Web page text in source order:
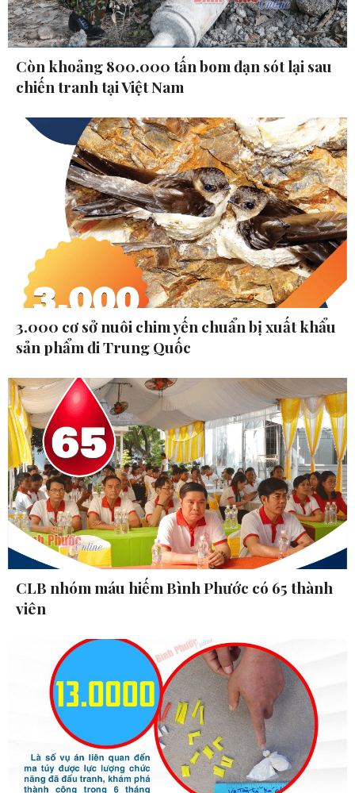
Còn khoảng 800.000 tấn bom đạn sót lại sau
chiến tranh tại Việt Nam
3.000 cơ sở nuôi chim yến chuẩn bị xuất khẩu
sản phẩm đi Trung Quốc
CLB nhóm máu hiếm Bình Phước có 65 thành
viên